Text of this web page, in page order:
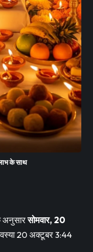
के साथ
अनुसारसोमवार, 20
20 अक्टूबर 3:44